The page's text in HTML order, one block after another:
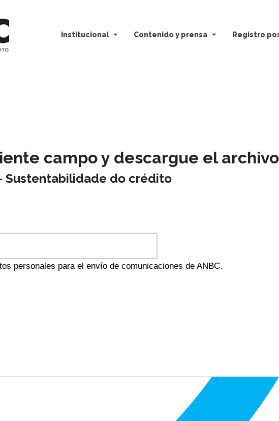
Institucional Contenido y prensa Registro
campo y descargue el
Sustentabilidade do crédito
personales para el envío de comunicaciones de ANBC.